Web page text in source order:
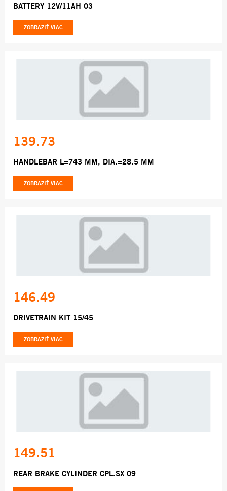
BATTERY 12V/11AH 03
ZOBRAZIŤ VIAC
139.73
HANDLEBAR L=743 MM, DIA.=28.5 MM
ZOBRAZIŤ VIAC
146.49
DRIVETRAIN KIT 15/45
ZOBRAZIŤ VIAC
149.51
REAR BRAKE CYLINDER CPL.SX 09